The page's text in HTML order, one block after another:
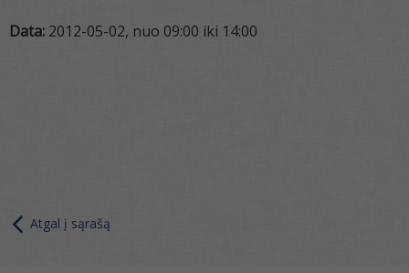
Data: 2012-05-02, nuo 09:00 iki 14:00
Atgal į sąrašą